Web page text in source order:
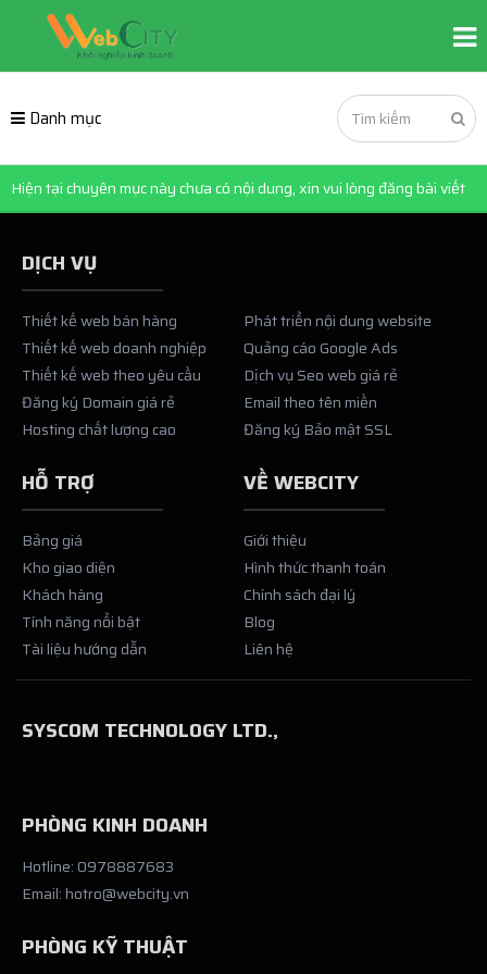
Danh mục
Hiện tại chuyên mục này chưa có nội dung, xin vui lòng đăng bài viết
DỊCH VỤ
Thiết kế web bán hàng
Thiết kế web doanh nghiệp
Thiết kế web theo yêu cầu
Đăng ký Domain giá rẻ
Hosting chất lượng cao
Phát triển nội dung website
Quảng cáo Google Ads
Dịch vụ Seo web giá rẻ
Email theo tên miền
Đăng ký Bảo mật SSL
HỖ TRỢ
Bảng giá
Kho giao diện
Khách hàng
Tính năng nổi bật
Tài liệu hướng dẫn
VỀ WEBCITY
Giới thiệu
Hình thức thanh toán
Chính sách đại lý
Blog
Liên hệ
SYSCOM TECHNOLOGY LTD.,
PHÒNG KINH DOANH
Hotline: 0978887683
Email: hotro@webcity.vn
PHÒNG KỸ THUẬT